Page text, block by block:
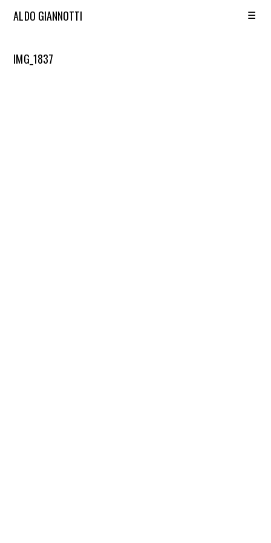
ALDO GIANNOTTI ☰
IMG_1837